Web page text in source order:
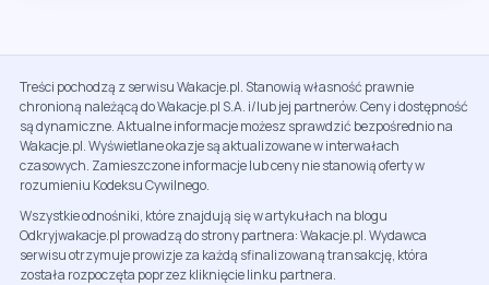
Treści pochodzą z serwisu Wakacje.pl. Stanowią własność prawnie
chronioną należącą do Wakacje.pl S.A. i/lub jej partnerów. Ceny i dostępność
są dynamiczne. Aktualne informacje możesz sprawdzić bezpośrednio na
Wakacje.pl. Wyświetlane okazje są aktualizowane w interwałach
czasowych. Zamieszczone informacje lub ceny nie stanowią oferty w
rozumieniu Kodeksu Cywilnego.
Wszystkie odnośniki, które znajdują się w artykułach na blogu
Odkryjwakacje.pl prowadzą do strony partnera: Wakacje.pl. Wydawca
serwisu otrzymuje prowizje za każdą sfinalizowaną transakcję, która
została rozpoczęta poprzez kliknięcie linku partnera.